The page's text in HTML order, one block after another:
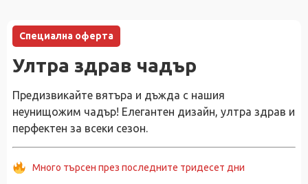
Специална оферта
Ултра здрав чадър
Предизвикайте вятъра и дъжда с нашия
неунищожим чадър! Елегантен дизайн, ултра здрав и
перфектен за всеки сезон.
Много търсен през последните тридесет дни